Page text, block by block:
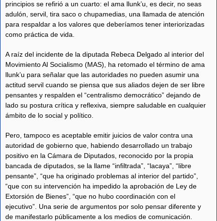
principios se refirió a un cuarto: el ama llunk’u, es decir, no seas
adulón, servil, tira saco o chupamedias, una llamada de atención
para respaldar a los valores que deberíamos tener interiorizadas
como práctica de vida.
A raíz del incidente de la diputada Rebeca Delgado al interior del
Movimiento Al Socialismo (MAS), ha retomado el término de ama
llunk’u para señalar que las autoridades no pueden asumir una
actitud servil cuando se piensa que sus aliados dejen de ser libre
pensantes y respalden el “centralismo democrático” dejando de
lado su postura crítica y reflexiva, siempre saludable en cualquier
ámbito de lo social y político.
Pero, tampoco es aceptable emitir juicios de valor contra una
autoridad de gobierno que, habiendo desarrollado un trabajo
positivo en la Cámara de Diputados, reconocido por la propia
bancada de diputados, se la llame “infiltrada”, “lacaya”, “libre
pensante”, “que ha originado problemas al interior del partido”,
“que con su intervención ha impedido la aprobación de Ley de
Extorsión de Bienes”, “que no hubo coordinación con el
ejecutivo”. Una serie de argumentos por solo pensar diferente y
de manifestarlo públicamente a los medios de comunicación.